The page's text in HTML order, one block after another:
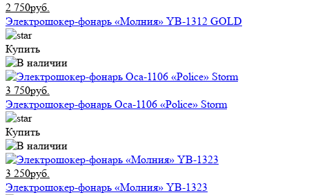
2 750руб.
Электрошокер-фонарь «Молния» YB-1312 GOLD
Купить
3 750руб.
Электрошокер-фонарь Оса-1106 «Police» Storm
Купить
3 250руб.
Электрошокер-фонарь «Молния» YB-1323